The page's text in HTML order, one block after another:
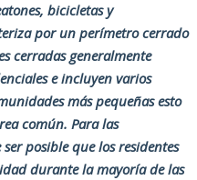
bicicletas y
por un perímetro cerrado
cerradas generalmente
e incluyen varios
más pequeñas esto
común. Para las
posible que los residentes
durante la mayoría de las